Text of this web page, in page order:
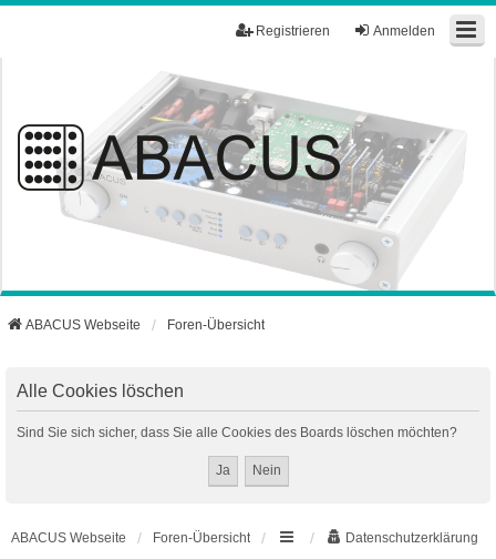
Anmelden
Registrieren
ABACUS Webseite Foren-Übersicht
Alle Cookies löschen
Sind Sie sich sicher, dass Sie alle Cookies des Boards löschen möchten?
ABACUS Webseite Foren-Übersicht Datenschutzerklärung